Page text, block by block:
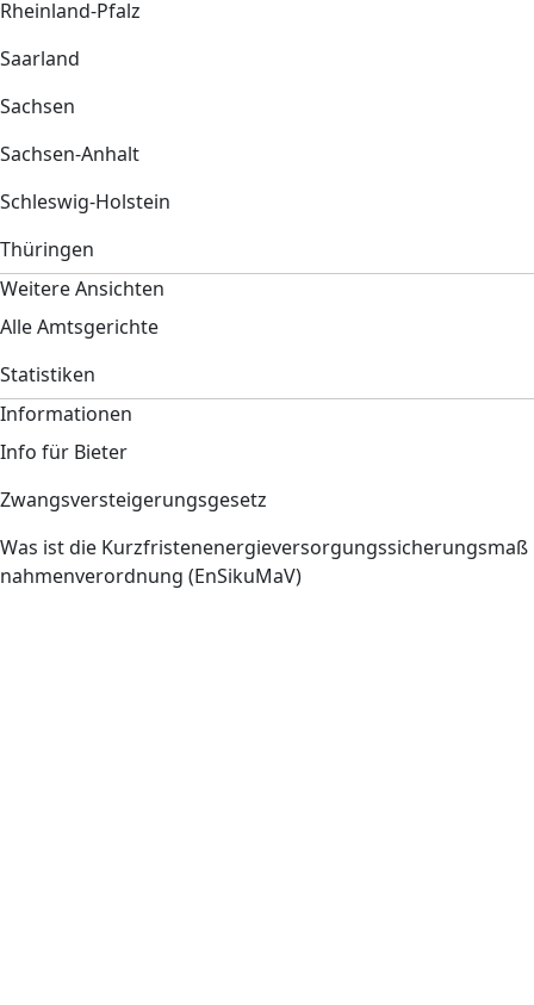
Rheinland-Pfalz
Saarland
Sachsen
Sachsen-Anhalt
Schleswig-Holstein
Thüringen
Weitere Ansichten
Alle Amtsgerichte
Statistiken
Informationen
Info für Bieter
Zwangsversteigerungsgesetz
Was ist die Kurzfristenenergieversorgungssicherungsmaß
nahmenverordnung (EnSikuMaV)